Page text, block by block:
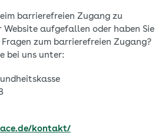
barrierefreien Zugang zu
Website aufgefallen oder haben Sie
zum barrierefreien Zugang?
bei uns unter:
kontakt/